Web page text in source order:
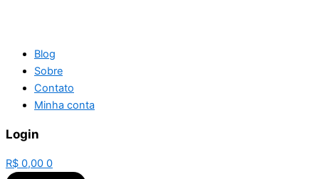
Blog
Sobre
Contato
Minha conta
Login
R$ 0,00 0